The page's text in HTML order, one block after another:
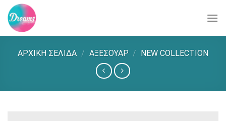
Skip
content
ΑΡΧΙΚΉ ΣΕΛΊΔΑ / ΑΞΕΣΟΥΑΡ / NEW COLLECTION